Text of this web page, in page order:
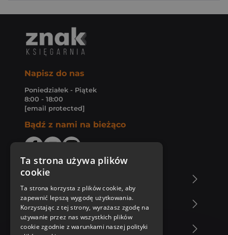
Napisz do nas
Poniedziałek - Piątek
8:00 - 18:00
[email protected]
Bądź z nami na bieżąco
Zakupy u nas
Nasza oferta
Ta strona używa plików
cookie
Ta strona korzysta z plików cookie, aby
zapewnić lepszą wygodę użytkowania.
Korzystając z tej strony, wyrażasz zgodę na
używanie przez nas wszystkich plików
cookie zgodnie z warunkami naszej polityki